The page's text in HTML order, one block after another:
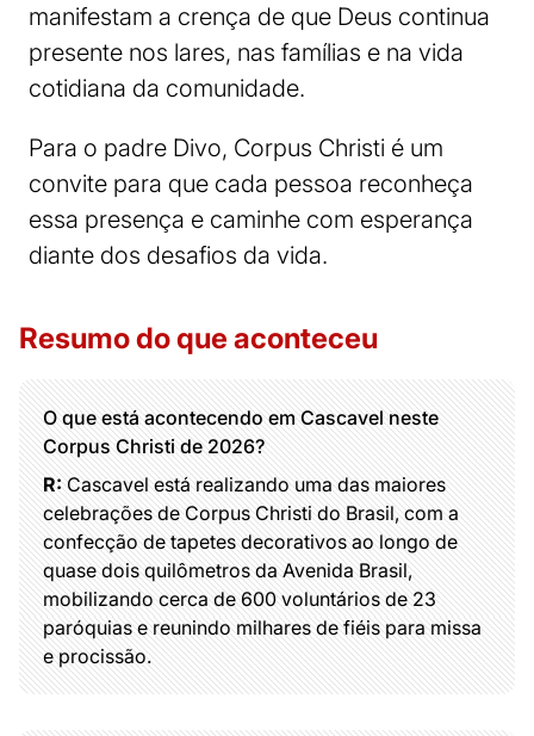
manifestam a crença de que Deus continua
presente nos lares, nas famílias e na vida
cotidiana da comunidade.
Para o padre Divo, Corpus Christi é um
convite para que cada pessoa reconheça
essa presença e caminhe com esperança
diante dos desafios da vida.
Resumo do que aconteceu
O que está acontecendo em Cascavel neste
Corpus Christi de 2026?
R:Cascavel está realizando uma das maiores
celebrações de Corpus Christi do Brasil, com a
confecção de tapetes decorativos ao longo de
quase dois quilômetros da Avenida Brasil,
mobilizando cerca de 600 voluntários de 23
paróquias e reunindo milhares de fiéis para missa
e procissão.